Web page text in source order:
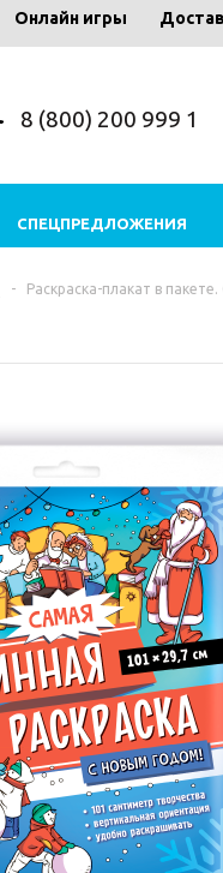
Онлайн игры
8 (800) 200 999 1
СПЕЦПРЕДЛОЖЕНИЯ
- Раскраска-плакат в